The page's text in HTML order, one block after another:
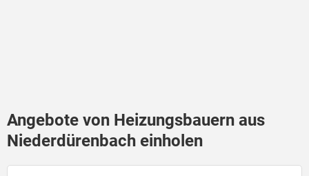
Angebote von Heizungsbauern aus
Niederdürenbach einholen